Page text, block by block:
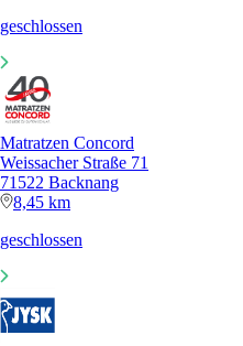
geschlossen
Matratzen Concord
Weissacher Straße 71
71522 Backnang
8,45 km
geschlossen